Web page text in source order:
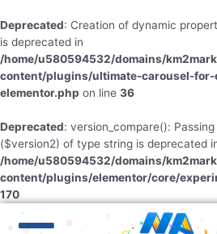
Deprecated: Creation of dynamic
is deprecated in
/home/u580594532/domains/
content/plugins/ultimate-carousel-for-
elementor.php on line 36
Deprecated: version_compare():
($version2) of type string is deprecated
/home/u580594532/domains/
content/plugins/elementor/core/
170